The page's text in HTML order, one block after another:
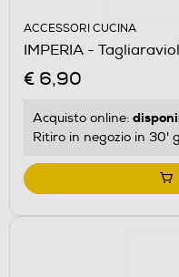
ACCESSORI CUCINA
IMPERIA -
€ 6,90
Acquisto online:
Ritiro in negozio in 30'